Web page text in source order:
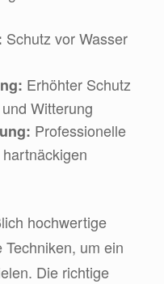
Schutz vor Wasser
Erhöhter Schutz
Witterung
Professionelle
hochwertige
um ein
Die richtige